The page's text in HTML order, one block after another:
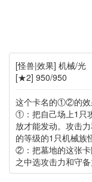
[怪兽|效果] 机械/光
[★2] 950/950
这个卡名的①②的效
①：把自己场上1只
放才能发动。攻击
的等级的1只机械族
②：把墓地的这张卡
之中选攻击力和守